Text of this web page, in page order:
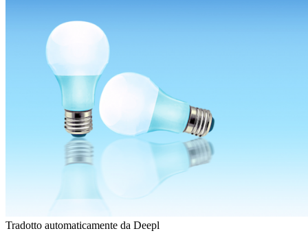
Tradotto automaticamente da Deepl